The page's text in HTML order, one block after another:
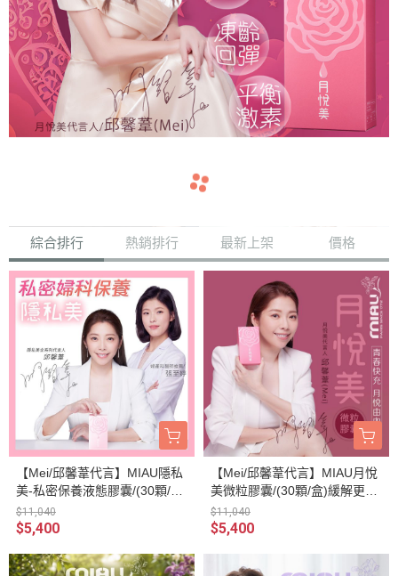
綜合排行 熱銷排行 最新上架 價格
【Mei/邱馨葦代言】MIAU隱私
美-私密保養液態膠囊/(30顆/盒)
【民視/醫學大聯盟節目介紹】
私密清爽淨香，添加蔓越莓益
調理體質，維持私密健康。
$11,040
$5,400
【Mei/邱馨葦代言】MIAU月悅
美微粒膠囊/(30顆/盒)緩解更年
期不適 雌激素 更年期調理 紅
花苜蓿 頂級植物異黃酮 五色靈
$11,040
$5,400